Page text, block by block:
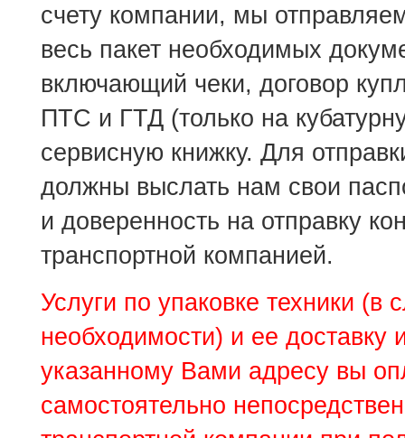
счету компании, мы
весь пакет необходимых
включающий чеки, договор
ПТС и ГТД (только на
сервисную книжку. Для
должны выслать нам свои
и доверенность на отправку
транспортной компанией.
Услуги по упаковке техники (в
необходимости) и ее доставку
указанному Вами адресу вы
самостоятельно